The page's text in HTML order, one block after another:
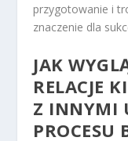
przygotowanie i
znaczenie dla
JAK
RELACJE
Z INNYMI
PROCESU